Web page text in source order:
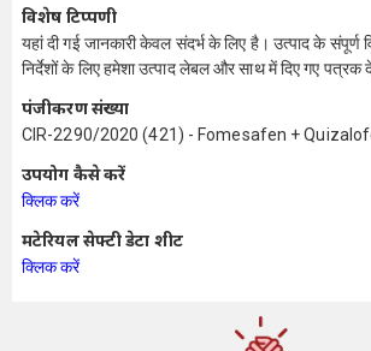
विशेष टिप्पणी
यहां दी गई जानकारी केवल संदर्भ के लिए है। उत्पाद के संपूर्ण
निर्देशों के लिए हमेशा उत्पाद लेबल और साथ में दिए गए पत्रक
पंजीकरण संख्या
CIR-2290/2020 (421) - Fomesafen +
उपयोग कैसे करें
क्लिक करें
मटेरियल सेफ्टी डेटा शीट
क्लिक करें